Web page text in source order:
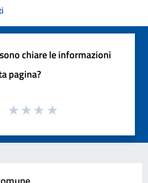
chiare le informazioni
pagina?